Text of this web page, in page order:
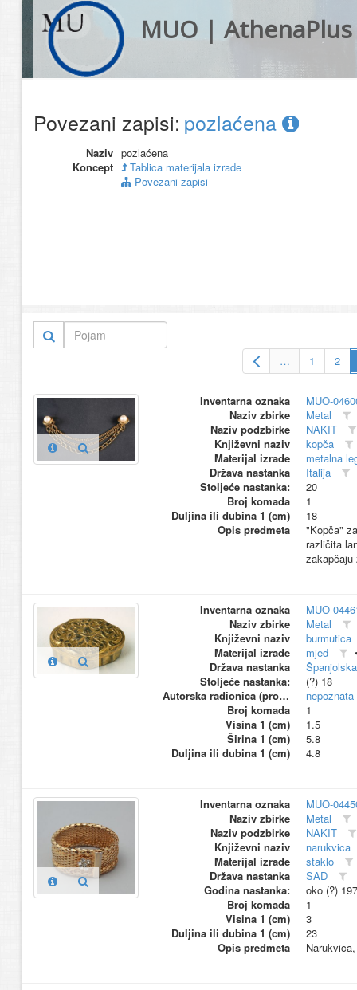
MUO | AthenaPlus
Povezani zapisi: pozlaćena
Naziv pozlaćena
Koncept
Tablica materijala izrade
Povezani zapisi
… 1 2
Inventarna oznaka
MUO-
Naziv zbirke
Metal
Naziv podzbirke
NAKIT
Književni naziv
kopča
Materijal izrade
metalna
Država nastanka
Italija
Stoljeće nastanka:
20
Broj komada
1
Duljina ili dubina 1 (cm)
18
Opis predmeta
"Kopča"
različita
zakapčaju
Inventarna oznaka
MUO-
Naziv zbirke
Metal
Književni naziv
burmutica
Materijal izrade
mjed
Država nastanka
Stoljeće nastanka:
(?) 18
Autorska radionica (proizvođač)
nepoznata
Broj komada
1
Visina 1 (cm)
1.5
Širina 1 (cm)
5.8
Duljina ili dubina 1 (cm)
4.8
Inventarna oznaka
MUO-
Naziv zbirke
Metal
Naziv podzbirke
NAKIT
Književni naziv
narukvica
Materijal izrade
staklo
Država nastanka
SAD
Godina nastanka:
oko (?)
Broj komada
1
Visina 1 (cm)
3
Duljina ili dubina 1 (cm)
23
Opis predmeta